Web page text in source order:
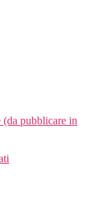
(da pubblicare in